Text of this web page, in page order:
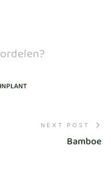
NEXT POST
Bamboe